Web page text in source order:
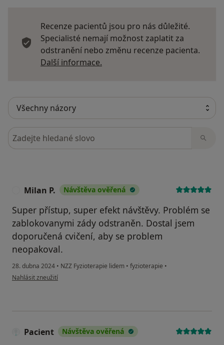
Recenze pacientů jsou pro nás důležité.
Specialisté nemají možnost zaplatit za
odstranění nebo změnu recenze pacienta.
Další informace.
Hledejte v názorech
Milan P. Návštěva ověřená
Super přístup, super efekt návštěvy. Problém se
zablokovanymi zády odstraněn. Dostal jsem
doporučená cvičení, aby se problem
neopakoval.
28. dubna 2024 • NZZ Fyzioterapie lidem • fyzioterapie •
podle názoru uživatele Milan P.
Nahlásit zneužití
Pacient Návštěva ověřená